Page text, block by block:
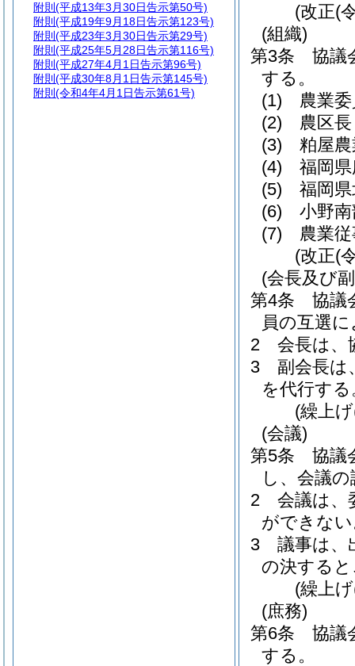
(改正(
(組織)
第3条
協議
する。
(1)
農業
(2)
農区長
(3)
粕屋
(4)
福岡
(5)
福岡
(6)
小野
(7)
農業
(改正(
(会長及び
第4条
協議
員の互選
2
会長は、
3
副会長は
を代行する
(繰上
(会議)
第5条
協議
し、会議
2
会議は、
ができな
3
議事は、
の決する
(繰上
(庶務)
第6条
協議
する。
附則 (平成13年3月30日告示第50号)
附則 (平成19年9月18日告示第123号)
附則 (平成23年3月30日告示第29号)
附則 (平成25年5月28日告示第116号)
附則 (平成27年4月1日告示第96号)
附則 (平成30年8月1日告示第145号)
附則 (令和4年4月1日告示第61号)